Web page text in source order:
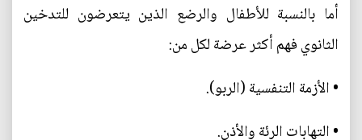
أما بالنسبة للأطفال والرضع الذين يتعرضون للتدخين
الثانوي فهم أكثر عرضة لكل من:
• الأزمة التنفسية (الربو).
• التهابات الرئة والأذن.